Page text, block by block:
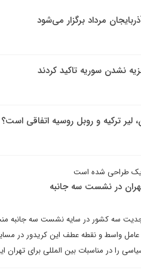
مرداد برگزار می‌شود
نشدن سوریه تاکید کردند
لیر ترکیه و روبل روسیه اتفاقی است؟
طراحی شده است
در نشست سه جانبه
جدیت سه کشور در سایه نشست سه جانبه
عامل واسط و نقطه عطف این کریدور در
را در مناسبات بین المللی برای تهران